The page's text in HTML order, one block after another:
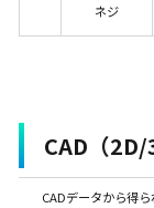
ネジ
CAD（2D/
CADデータから得